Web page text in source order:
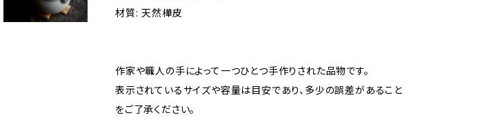
材質: 天然樺皮
作家や職人の手によって一つひとつ手作りされた品物です。
表示されているサイズや容量は目安であり、多少の誤差があること
をご了承ください。